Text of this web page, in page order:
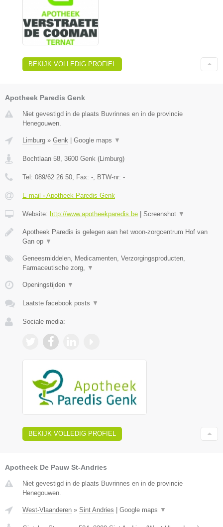
BEKIJK VOLLEDIG PROFIEL
Apotheek Paredis Genk
Niet gevestigd in de plaats Buvrinnes en in de provincie
Henegouwen.
Limburg » Genk Google maps ▼
Bochtlaan 58, 3600 Genk (Limburg)
Tel: 089/62 26 50, Fax: -, BTW-nr: -
E-mail › Apotheek Paredis Genk
Website: http://www.apotheekparedis.be Screenshot ▼
Apotheek Paredis is gelegen aan het woon-zorgcentrum Hof van
Gan op ▼
Geneesmiddelen, Medicamenten, Verzorgingsproducten,
Farmaceutische zorg, ▼
Openingstijden ▼
Laatste facebook posts ▼
Sociale media:
BEKIJK VOLLEDIG PROFIEL
Apotheek De Pauw St-Andries
Niet gevestigd in de plaats Buvrinnes en in de provincie
Henegouwen.
West-Vlaanderen » Sint Andries Google maps ▼